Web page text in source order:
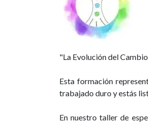
"La Evolución del
Esta formación
trabajado duro y estás
En nuestro taller de